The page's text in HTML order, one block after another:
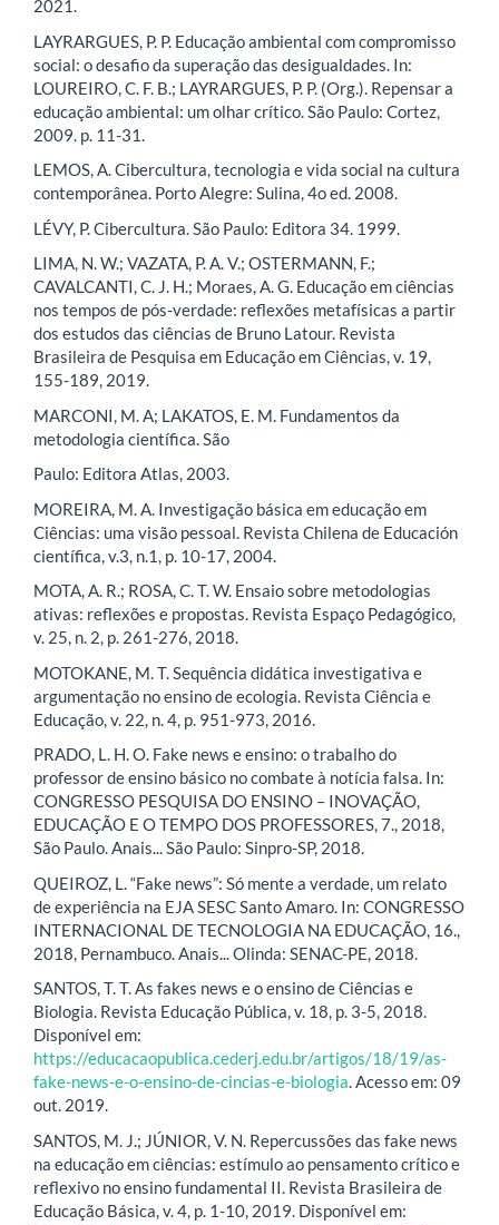
2021.
LAYRARGUES, P. P. Educação ambiental com compromisso
social: o desafio da superação das desigualdades. In:
LOUREIRO, C. F. B.; LAYRARGUES, P. P. (Org.). Repensar a
educação ambiental: um olhar crítico. São Paulo: Cortez,
2009. p. 11-31.
LEMOS, A. Cibercultura, tecnologia e vida social na cultura
contemporânea. Porto Alegre: Sulina, 4o ed. 2008.
LÉVY, P. Cibercultura. São Paulo: Editora 34. 1999.
LIMA, N. W.; VAZATA, P. A. V.; OSTERMANN, F.;
CAVALCANTI, C. J. H.; Moraes, A. G. Educação em ciências
nos tempos de pós-verdade: reflexões metafísicas a partir
dos estudos das ciências de Bruno Latour. Revista
Brasileira de Pesquisa em Educação em Ciências, v. 19,
155-189, 2019.
MARCONI, M. A; LAKATOS, E. M. Fundamentos da
metodologia científica. São
Paulo: Editora Atlas, 2003.
MOREIRA, M. A. Investigação básica em educação em
Ciências: uma visão pessoal. Revista Chilena de Educación
científica, v.3, n.1, p. 10-17, 2004.
MOTA, A. R.; ROSA, C. T. W. Ensaio sobre metodologias
ativas: reflexões e propostas. Revista Espaço Pedagógico,
v. 25, n. 2, p. 261-276, 2018.
MOTOKANE, M. T. Sequência didática investigativa e
argumentação no ensino de ecologia. Revista Ciência e
Educação, v. 22, n. 4, p. 951-973, 2016.
PRADO, L. H. O. Fake news e ensino: o trabalho do
professor de ensino básico no combate à notícia falsa. In:
CONGRESSO PESQUISA DO ENSINO – INOVAÇÃO,
EDUCAÇÃO E O TEMPO DOS PROFESSORES, 7., 2018,
São Paulo. Anais... São Paulo: Sinpro-SP, 2018.
QUEIROZ, L. “Fake news”: Só mente a verdade, um relato
de experiência na EJA SESC Santo Amaro. In: CONGRESSO
INTERNACIONAL DE TECNOLOGIA NA EDUCAÇÃO, 16.,
2018, Pernambuco. Anais... Olinda: SENAC-PE, 2018.
SANTOS, T. T. As fakes news e o ensino de Ciências e
Biologia. Revista Educação Pública, v. 18, p. 3-5, 2018.
Disponível em:
https://educacaopublica.cederj.edu.br/artigos/18/19/as-
fake-news-e-o-ensino-de-cincias-e-biologia. Acesso em: 09
out. 2019.
SANTOS, M. J.; JÚNIOR, V. N. Repercussões das fake news
na educação em ciências: estímulo ao pensamento crítico e
reflexivo no ensino fundamental II. Revista Brasileira de
Educação Básica, v. 4, p. 1-10, 2019. Disponível em: